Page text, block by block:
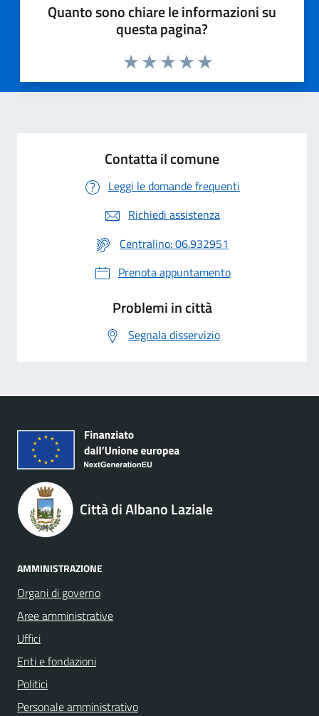
Quanto sono chiare le informazioni su
questa pagina?
Valuta 5 stelle su 5
Valuta 4 stelle su 5
Valuta 3 stelle su 5
Valuta 2 stelle su 5
Valuta 1 stelle su 5
Contatta il comune
Leggi le domande frequenti
Richiedi assistenza
Centralino: 06.932951
Prenota appuntamento
Problemi in città
Segnala disservizio
Città di Albano Laziale
AMMINISTRAZIONE
Organi di governo
Aree amministrative
Uffici
Enti e fondazioni
Politici
Personale amministrativo